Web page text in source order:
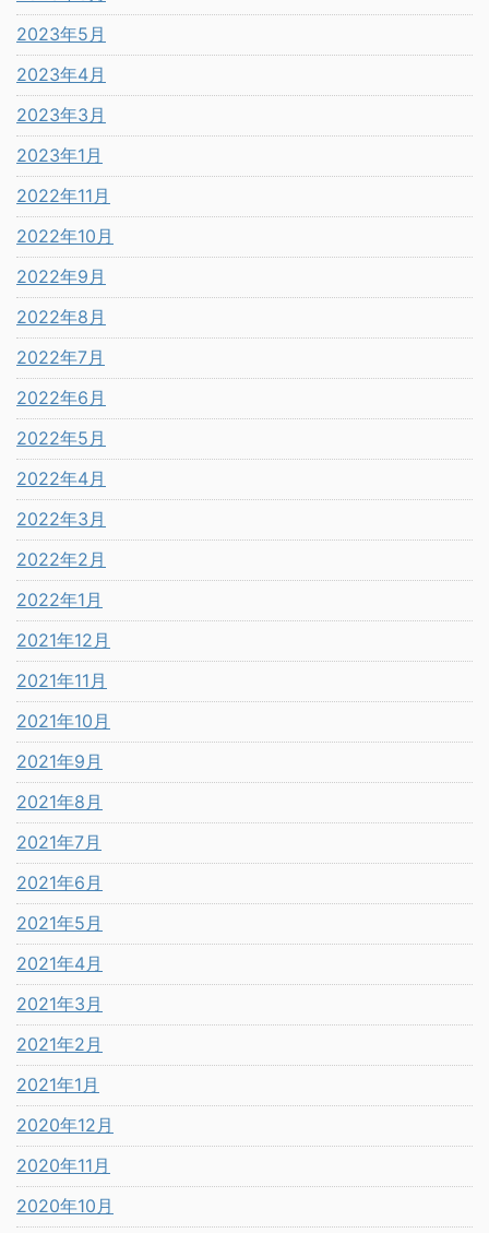
2023年5月
2023年4月
2023年3月
2023年1月
2022年11月
2022年10月
2022年9月
2022年8月
2022年7月
2022年6月
2022年5月
2022年4月
2022年3月
2022年2月
2022年1月
2021年12月
2021年11月
2021年10月
2021年9月
2021年8月
2021年7月
2021年6月
2021年5月
2021年4月
2021年3月
2021年2月
2021年1月
2020年12月
2020年11月
2020年10月